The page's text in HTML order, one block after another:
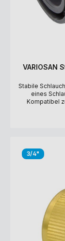
VARIOSAN
Stabile
eines
Kompatibel
3/4"